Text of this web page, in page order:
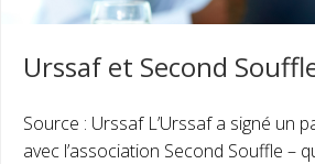
Urssaf et Second
Source : Urssaf L’Urssaf a signé un
avec l’association Second Souffle –